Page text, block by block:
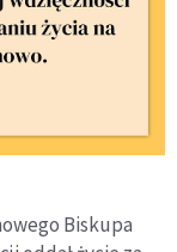
Biskupa